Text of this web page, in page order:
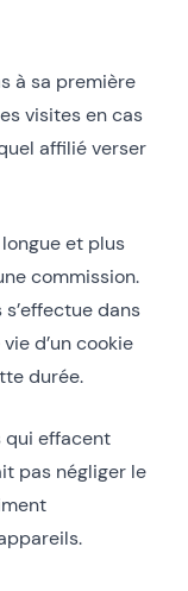
à sa première
visites en cas
affilié verser
et plus
commission.
dans
d’un cookie
durée.
qui effacent
pas négliger le